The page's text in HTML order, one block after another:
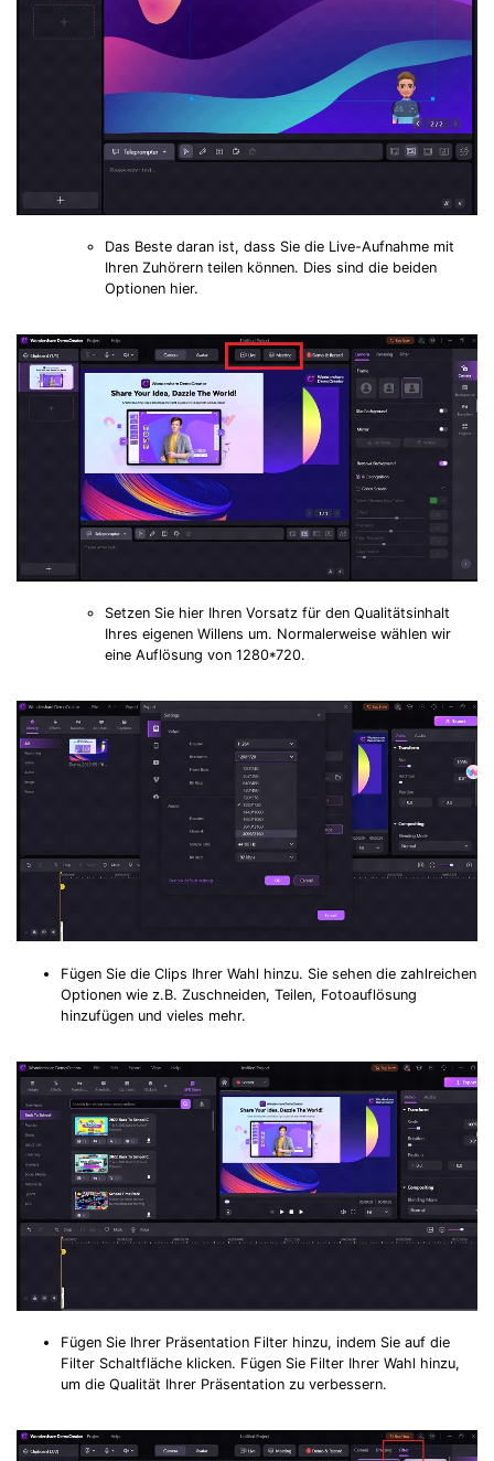
Das Beste daran ist, dass Sie die Live-Aufnahme mit
Ihren Zuhörern teilen können. Dies sind die beiden
Optionen hier.
Setzen Sie hier Ihren Vorsatz für den Qualitätsinhalt
Ihres eigenen Willens um. Normalerweise wählen wir
eine Auflösung von 1280*720.
Fügen Sie die Clips Ihrer Wahl hinzu. Sie sehen die zahlreichen
Optionen wie z.B. Zuschneiden, Teilen, Fotoauflösung
hinzufügen und vieles mehr.
Fügen Sie Ihrer Präsentation Filter hinzu, indem Sie auf die
Filter Schaltfläche klicken. Fügen Sie Filter Ihrer Wahl hinzu,
um die Qualität Ihrer Präsentation zu verbessern.